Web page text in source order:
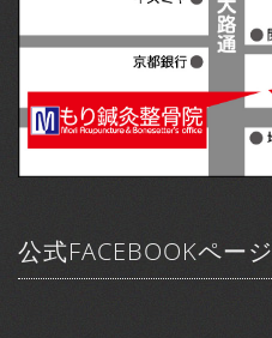
公式FACEBOOKページ